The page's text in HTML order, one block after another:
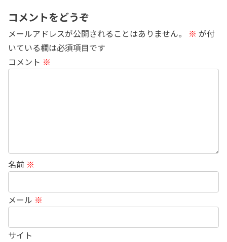
コメントをどうぞ
メールアドレスが公開されることはありません。 ※ が付
いている欄は必須項目です
コメント ※
名前 ※
メール ※
サイト